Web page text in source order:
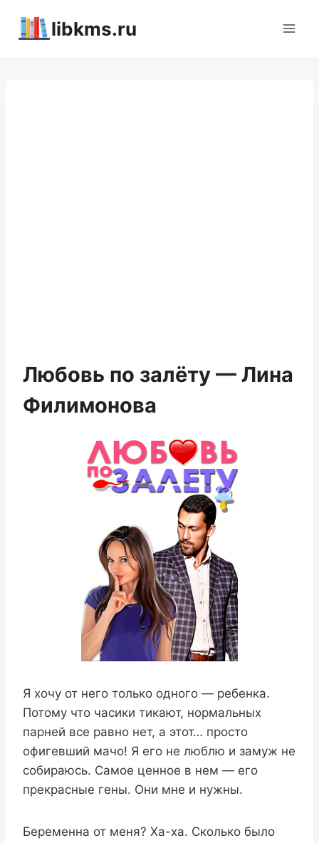
libkms.ru
Любовь по залёту — Лина
Филимонова
Я хочу от него только одного — ребенка.
Потому что часики тикают, нормальных
парней все равно нет, а этот… просто
офигевший мачо! Я его не люблю и замуж не
собираюсь. Самое ценное в нем — его
прекрасные гены. Они мне и нужны.
Беременна от меня? Ха-ха. Сколько было